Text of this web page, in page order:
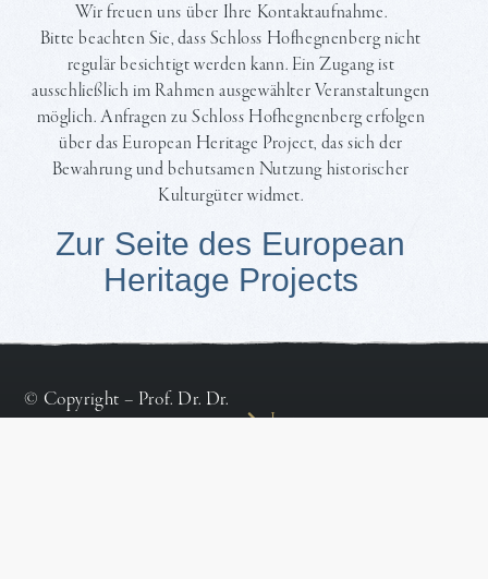
Wir freuen uns über Ihre Kontaktaufnahme.
Bitte beachten Sie, dass Schloss Hofhegnenberg nicht
regulär besichtigt werden kann. Ein Zugang ist
ausschließlich im Rahmen ausgewählter Veranstaltungen
möglich. Anfragen zu Schloss Hofhegnenberg erfolgen
über das European Heritage Project, das sich der
Bewahrung und behutsamen Nutzung historischer
Kulturgüter widmet.
Zur Seite des European
Heritage Projects
© Copyright – Prof. Dr. Dr.
Peter Löw
Impressum